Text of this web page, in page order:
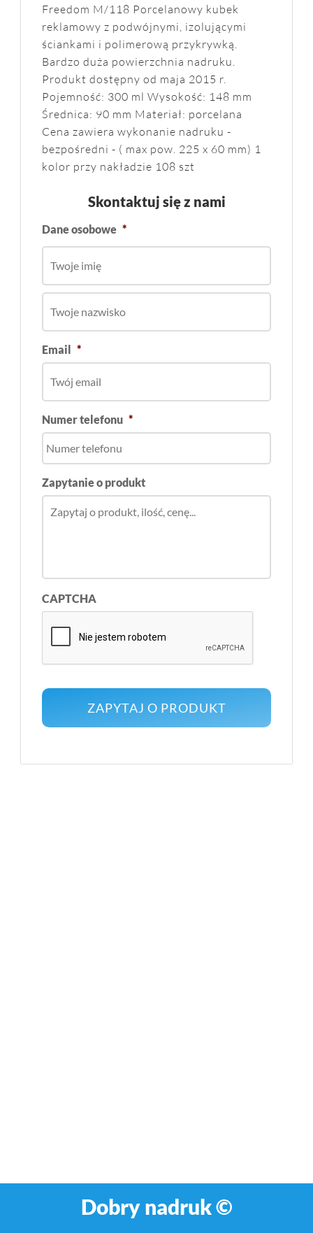
Skontaktuj się z nami
Dane osobowe *
Email *
Numer telefonu *
Zapytanie o produkt
CAPTCHA
Freedom M/118 Porcelanowy kubek
reklamowy z podwójnymi, izolującymi
ściankami i polimerową przykrywką.
Bardzo duża powierzchnia nadruku.
Produkt dostępny od maja 2015 r.
Pojemność: 300 ml Wysokość: 148 mm
Średnica: 90 mm Materiał: porcelana
Cena zawiera wykonanie nadruku -
bezpośredni - ( max pow. 225 x 60 mm) 1
kolor przy nakładzie 108 szt
Dobry nadruk ©